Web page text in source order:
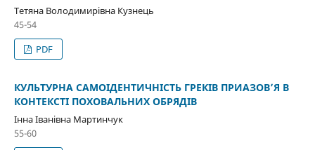
Тетяна Володимирівна Кузнець
45-54
PDF
КУЛЬТУРНА САМОІДЕНТИЧНІСТЬ ГРЕКІВ ПРИАЗОВ’Я В
КОНТЕКСТІ ПОХОВАЛЬНИХ ОБРЯДІВ
Інна Іванівна Мартинчук
55-60